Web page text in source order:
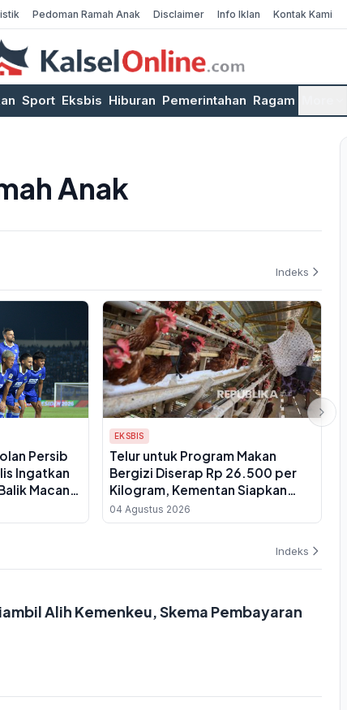
Pedoman Ramah Anak Disclaimer Info Iklan Kontak Kami
Sport Eksbis Hiburan Pemerintahan Ragam
Anak
Indeks
Persib
Ingatkan
Macan
EKSBIS
Telur untuk Program Makan
Bergizi Diserap Rp 26.500 per
Kilogram, Kementan Siapkan
Aturan Teknis
04 Agustus 2026
Indeks
Alih Kemenkeu, Skema Pembayaran